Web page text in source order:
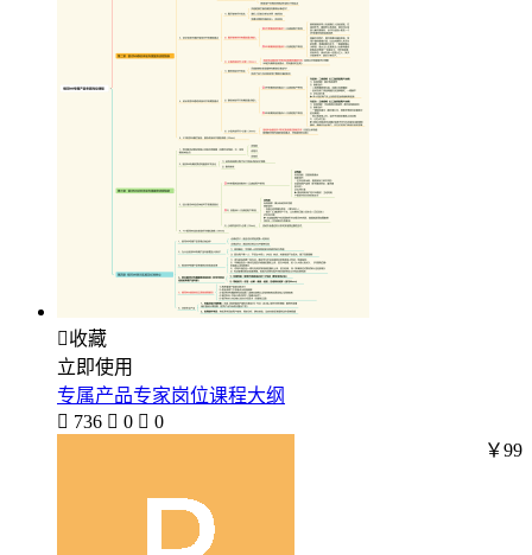
收藏
立即使用
专属产品专家岗位课程大纲
 736  0  0
￥99